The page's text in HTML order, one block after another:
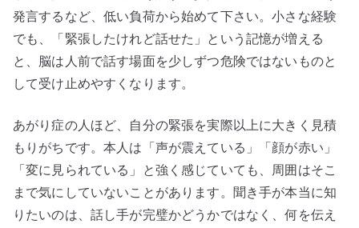
発言するなど、低い負荷から始めて下さい。小さな経験
でも、「緊張したけれど話せた」という記憶が増える
と、脳は人前で話す場面を少しずつ危険ではないものと
して受け止めやすくなります。
あがり症の人ほど、自分の緊張を実際以上に大きく見積
もりがちです。本人は「声が震えている」「顔が赤い」
「変に見られている」と強く感じていても、周囲はそこ
まで気にしていないことがあります。聞き手が本当に知
りたいのは、話し手が完璧かどうかではなく、何を伝え